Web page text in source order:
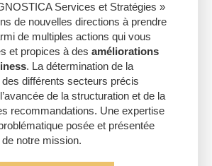
Services et Stratégies »
de nouvelles directions à prendre
de multiples actions qui vous
et propices à des améliorations
. La détermination de la
différents secteurs précis
de la structuration et de la
recommandations. Une expertise
posée et présentée
notre mission.